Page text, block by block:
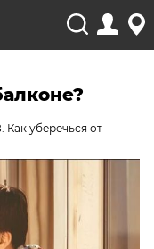
уберечься от